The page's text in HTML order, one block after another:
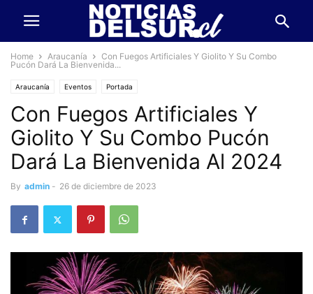
Home Araucanía
Con Fuegos Artificiales Y Giolito Y Su Combo
Pucón Dará La Bienvenida...
Araucanía Eventos Portada
Con Fuegos Artificiales Y
Giolito Y Su Combo Pucón
Dará La Bienvenida Al 2024
By admin - 26 de diciembre de 2023